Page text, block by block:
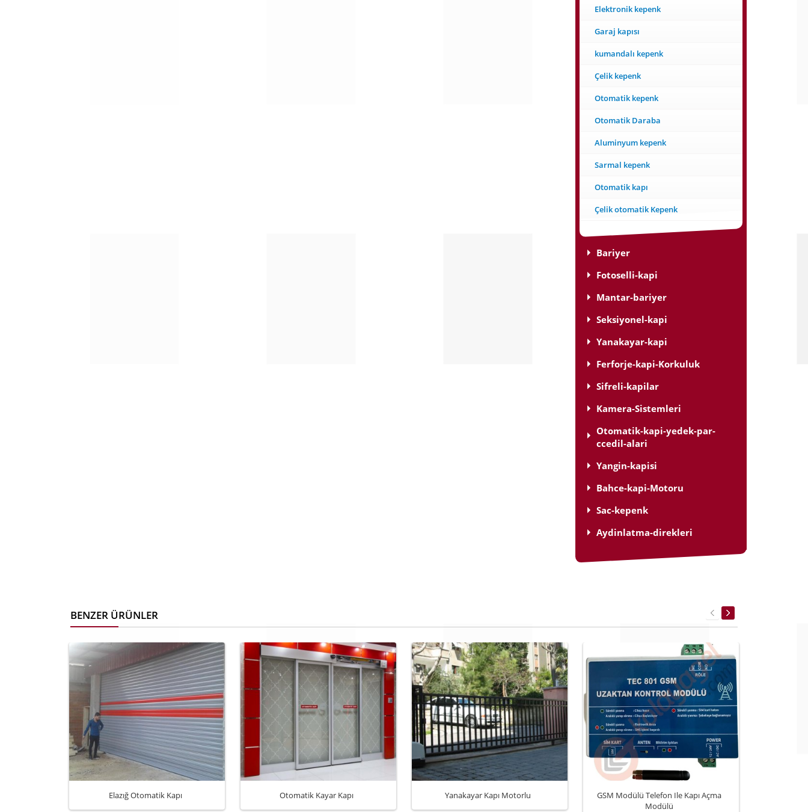
Elektronik kepenk
Garaj kapısı
kumandalı kepenk
Çelik kepenk
Otomatik kepenk
Otomatik Daraba
Aluminyum kepenk
Sarmal kepenk
Otomatik kapı
Çelik otomatik Kepenk
Bariyer
Fotoselli-kapi
Mantar-bariyer
Seksiyonel-kapi
Yanakayar-kapi
Ferforje-kapi-Korkuluk
Sifreli-kapilar
Kamera-Sistemleri
Otomatik-kapi-yedek-par-
ccedil-alari
Yangin-kapisi
Bahce-kapi-Motoru
Sac-kepenk
Aydinlatma-direkleri
BENZER ÜRÜNLER
Elazığ Otomatik Kapı Otomatik Kayar Kapı Yanakayar Kapı Motorlu
GSM Modülü Telefon Ile Kapı Açma
Modülü